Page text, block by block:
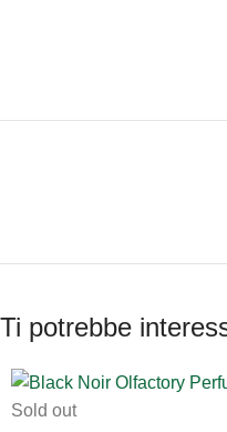
Ti potrebbe
Sold out